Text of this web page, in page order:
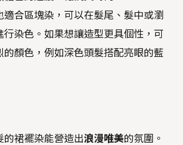
適合區塊染，可以在髮尾、髮中或瀏
行染色。如果想讓造型更具個性，可
的顏色，例如深色頭髮搭配亮眼的藍
的裙襬染能營造出浪漫唯美的氛圍。